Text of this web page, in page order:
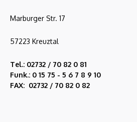
Marburger Str. 17
57223 Kreuztal
Tel.: 02732 / 70 82 0 81
Funk.: 0 15 75 - 5 6 7 8 9 10
FAX: 02732 / 70 82 0 82